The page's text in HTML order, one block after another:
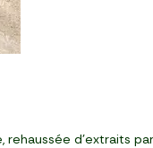
d'extraits